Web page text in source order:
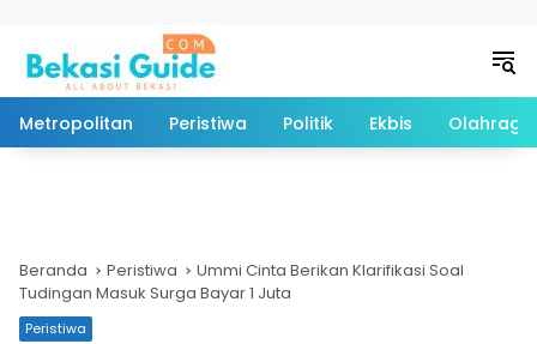
Metropolitan Peristiwa Politik Ekbis Olahraga
Beranda Peristiwa
Ummi Cinta Berikan Klarifikasi Soal
Tudingan Masuk Surga Bayar 1 Juta
Peristiwa